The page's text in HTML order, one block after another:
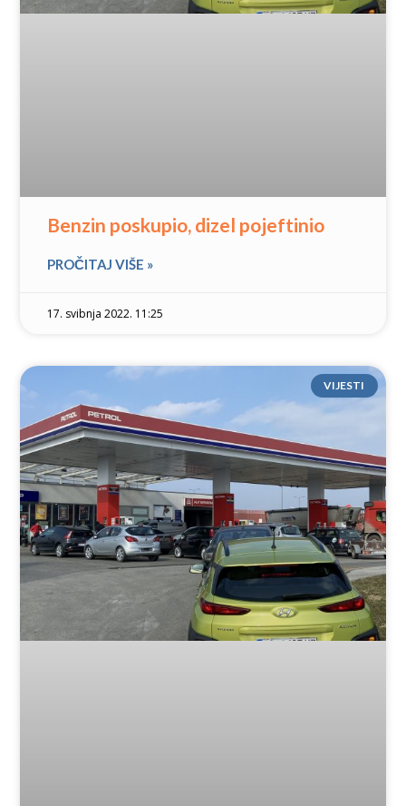
Benzin poskupio, dizel pojeftinio
PROČITAJ VIŠE »
17. svibnja 2022. 11:25
VIJESTI